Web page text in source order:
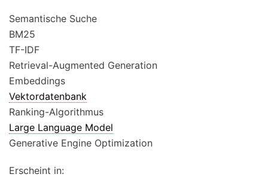
Semantische Suche
BM25
TF-IDF
Retrieval-Augmented Generation
Embeddings
Vektordatenbank
Ranking-Algorithmus
Large Language Model
Generative Engine Optimization
Erscheint in: